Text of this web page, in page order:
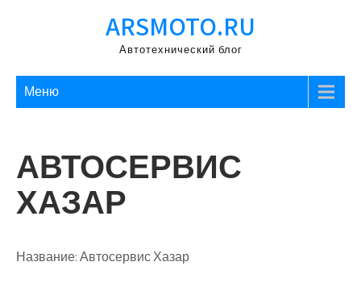
ARSMOTO.RU
Автотехнический блог
Меню
АВТОСЕРВИС
ХАЗАР
Название:Автосервис Хазар